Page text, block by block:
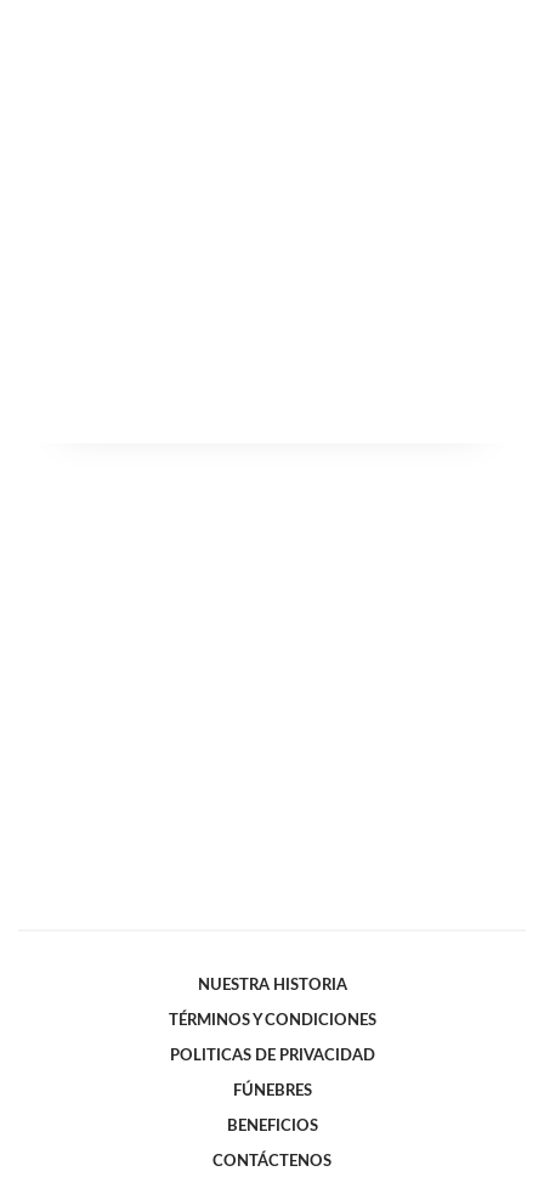
NUESTRA HISTORIA
TÉRMINOS Y CONDICIONES
POLITICAS DE PRIVACIDAD
FÚNEBRES
BENEFICIOS
CONTÁCTENOS